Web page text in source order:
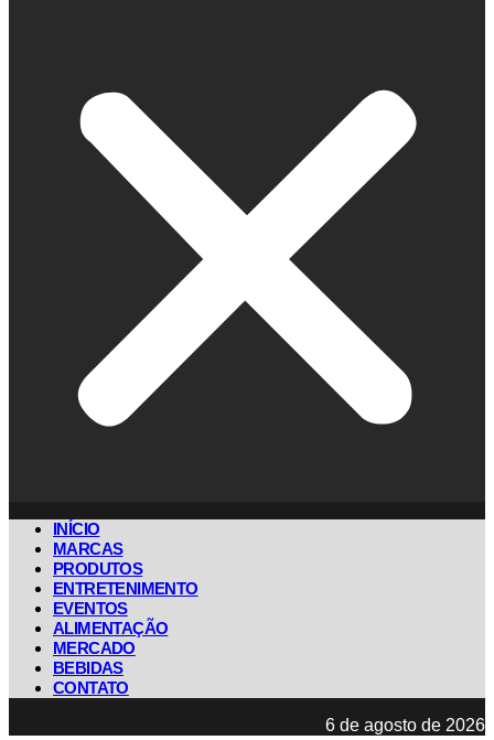
INÍCIO
MARCAS
PRODUTOS
ENTRETENIMENTO
EVENTOS
ALIMENTAÇÃO
MERCADO
BEBIDAS
CONTATO
6 de agosto de 2026